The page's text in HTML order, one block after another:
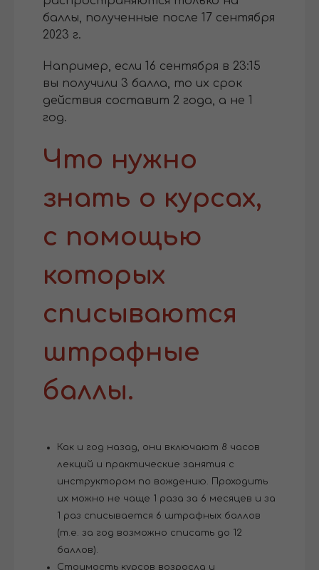
баллы, полученные после 17 сентября
2023 г.
Например, если 16 сентября в 23:15
вы получили 3 балла, то их срок
действия составит 2 года, а не 1
год.
Что нужно
знать о курсах,
с помощью
которых
списываются
штрафные
баллы.
Как и год назад, они включают 8 часов
лекций и практические занятия с
инструктором по вождению. Проходить
их можно не чаще 1 раза за 6 месяцев и за
1 раз списывается 6 штрафных баллов
(т.е. за год возможно списать до 12
баллов).
Стоимость курсов возросла и